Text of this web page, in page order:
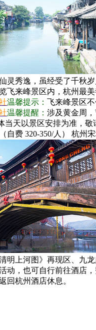
灵秀逸，虽经受了千秋
飞来峰景区内，杭州最
温馨提示： 飞来峰景区
温馨提醒： 涉及黄金周
当天以景区安排为准，敬
（自费 320-350/人） 杭州
明上河图》再现区、九
动，也可自行前往酒店，
回杭州酒店休息。